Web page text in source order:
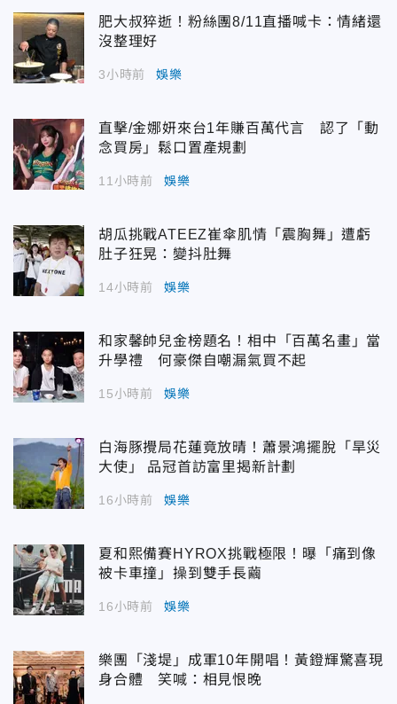
肥大叔猝逝！粉絲團8/11直播喊卡：情緒還
沒整理好
3小時前 娛樂
直擊/金娜妍來台1年賺百萬代言 認了「動
念買房」鬆口置產規劃
11小時前 娛樂
胡瓜挑戰ATEEZ崔傘肌情「震胸舞」遭虧
肚子狂晃：變抖肚舞
14小時前 娛樂
和家馨帥兒金榜題名！相中「百萬名畫」當
升學禮 何豪傑自嘲漏氣買不起
15小時前 娛樂
白海豚攪局花蓮竟放晴！蕭景鴻擺脫「旱災
大使」 品冠首訪富里揭新計劃
16小時前 娛樂
夏和熙備賽HYROX挑戰極限！曝「痛到像
被卡車撞」操到雙手長繭
16小時前 娛樂
樂團「淺堤」成軍10年開唱！黃鐙輝驚喜現
身合體 笑喊：相見恨晚